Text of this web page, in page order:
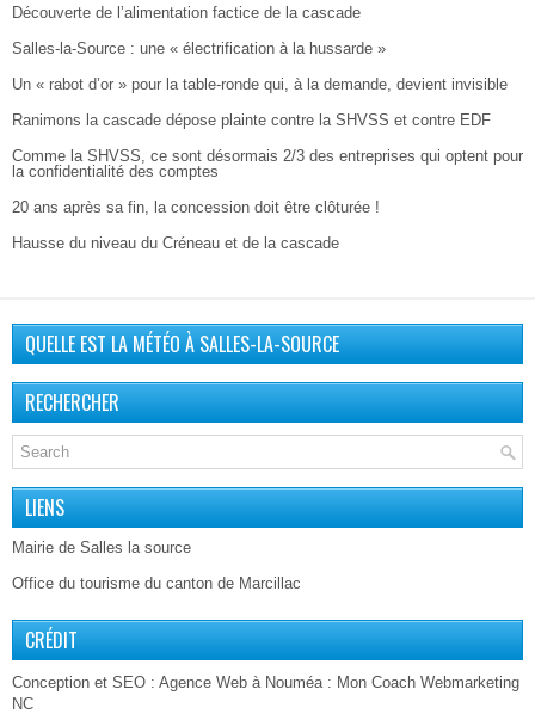
Découverte de l’alimentation factice de la cascade
Salles-la-Source : une « électrification à la hussarde »
Un « rabot d’or » pour la table-ronde qui, à la demande, devient invisible
Ranimons la cascade dépose plainte contre la SHVSS et contre EDF
Comme la SHVSS, ce sont désormais 2/3 des entreprises qui optent pour
la confidentialité des comptes
20 ans après sa fin, la concession doit être clôturée !
Hausse du niveau du Créneau et de la cascade
QUELLE EST LA MÉTÉO À SALLES-LA-SOURCE
RECHERCHER
LIENS
Mairie de Salles la source
Office du tourisme du canton de Marcillac
CRÉDIT
Conception et SEO : Agence Web à Nouméa : Mon Coach Webmarketing
NC